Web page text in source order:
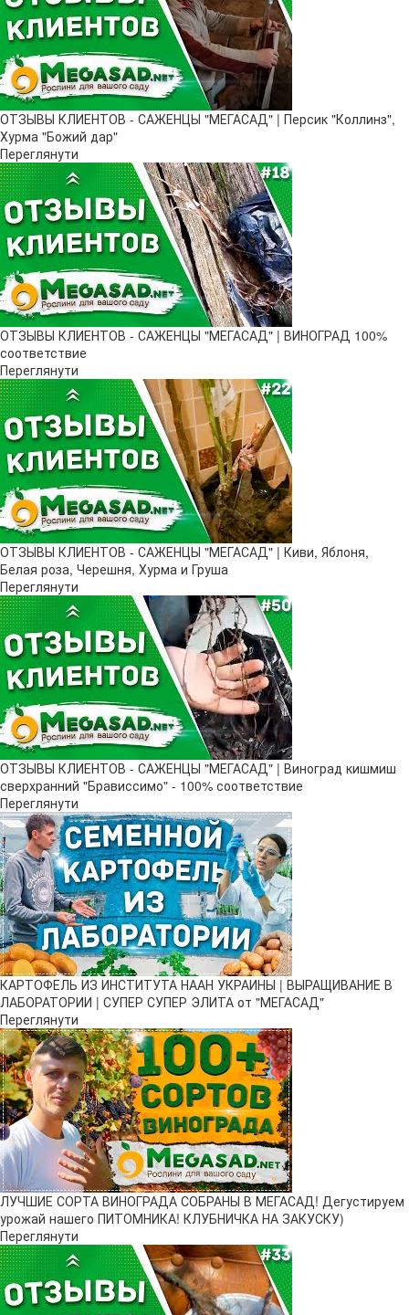
ОТЗЫВЫ КЛИЕНТОВ - САЖЕНЦЫ "МЕГАСАД" | Персик "Коллинз",
Хурма "Божий дар"
Переглянути
ОТЗЫВЫ КЛИЕНТОВ - САЖЕНЦЫ "МЕГАСАД" | ВИНОГРАД 100%
соответствие
Переглянути
ОТЗЫВЫ КЛИЕНТОВ - САЖЕНЦЫ "МЕГАСАД" | Киви, Яблоня,
Белая роза, Черешня, Хурма и Груша
Переглянути
ОТЗЫВЫ КЛИЕНТОВ - САЖЕНЦЫ "МЕГАСАД" | Виноград кишмиш
сверхранний "Брависсимо" - 100% соответствие
Переглянути
КАРТОФЕЛЬ ИЗ ИНСТИТУТА НААН УКРАИНЫ | ВЫРАЩИВАНИЕ В
ЛАБОРАТОРИИ | СУПЕР СУПЕР ЭЛИТА от "МЕГАСАД"
Переглянути
ЛУЧШИЕ СОРТА ВИНОГРАДА СОБРАНЫ В МЕГАСАД! Дегустируем
урожай нашего ПИТОМНИКА! КЛУБНИЧКА НА ЗАКУСКУ)
Переглянути